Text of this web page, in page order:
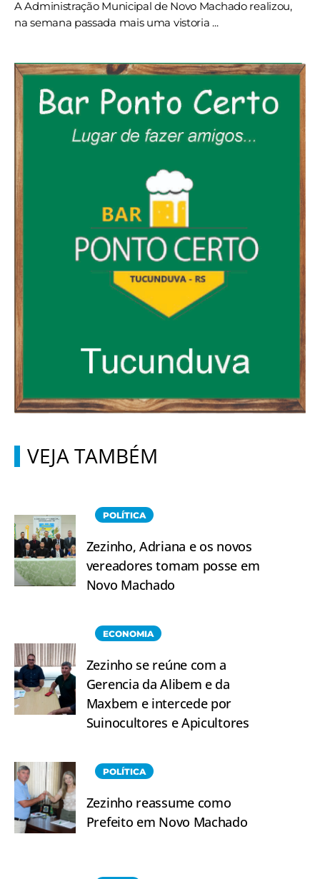
A Administração Municipal de Novo Machado realizou,
na semana passada mais uma vistoria ...
VEJA TAMBÉM
POLÍTICA
Zezinho, Adriana e os novos
vereadores tomam posse em
Novo Machado
ECONOMIA
Zezinho se reúne com a
Gerencia da Alibem e da
Maxbem e intercede por
Suinocultores e Apicultores
POLÍTICA
Zezinho reassume como
Prefeito em Novo Machado